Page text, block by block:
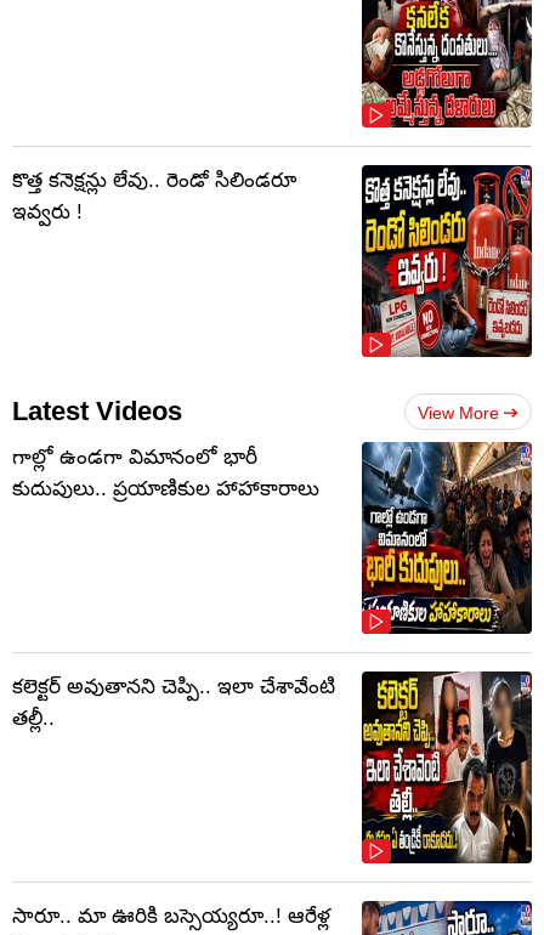
కొత్త కనెక్షన్లు లేవు.. రెండో సిలిండరూ
ఇవ్వరు !
Latest Videos View More
గాల్లో ఉండగా విమానంలో భారీ
కుదుపులు.. ప్రయాణికుల హాహాకారాలు
కలెక్టర్‌ అవుతానని చెప్పి.. ఇలా చేశావేంటి
తల్లీ..
సారూ.. మా ఊరికి బస్సెయ్యరూ..! ఆరేళ్ల